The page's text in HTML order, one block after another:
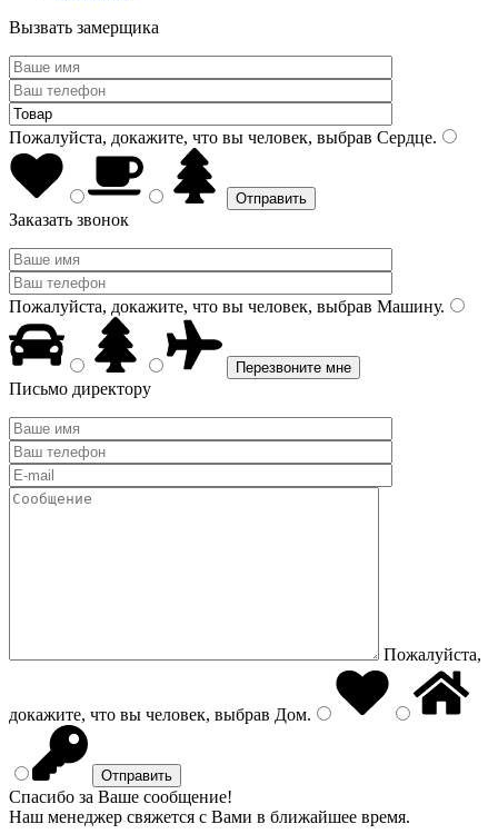
Вызвать замерщика
Пожалуйста, докажите, что вы человек, выбрав Сердце.
Заказать звонок
Пожалуйста, докажите, что вы человек, выбрав Машину.
Письмо директору
Пожалуйста,
докажите, что вы человек, выбрав Дом.
Спасибо за Ваше сообщение!
Наш менеджер свяжется с Вами в ближайшее время.